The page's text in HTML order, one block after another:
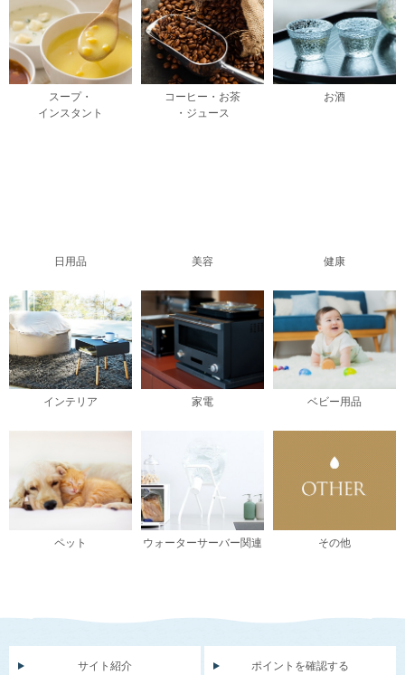
スープ・
インスタント
コーヒー・お茶
・ジュース
お酒
日用品 美容 健康
インテリア 家電 ベビー用品
ペット ウォーターサーバー関連 その他
サイト紹介 ポイントを確認する